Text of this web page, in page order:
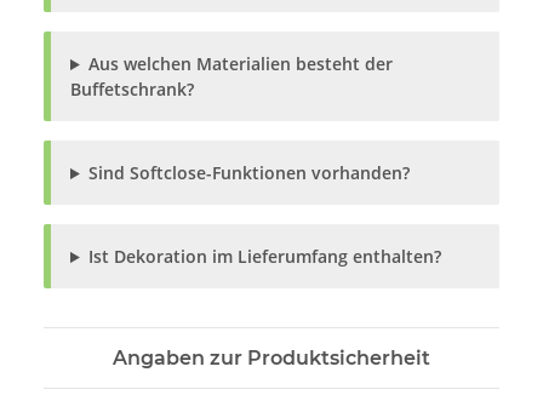
Aus welchen Materialien besteht der
Buffetschrank?
Sind Softclose-Funktionen vorhanden?
Ist Dekoration im Lieferumfang enthalten?
Angaben zur Produktsicherheit